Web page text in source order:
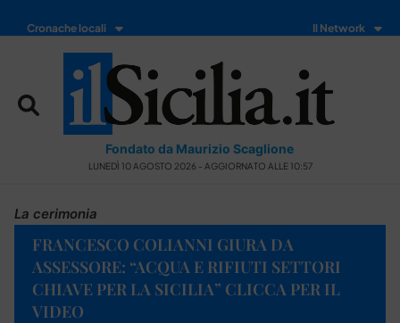
Cronache locali Il Network
Fondato da Maurizio Scaglione
LUNEDÌ 10 AGOSTO 2026 - AGGIORNATO ALLE 10:57
La cerimonia
FRANCESCO COLIANNI GIURA DA
ASSESSORE: “ACQUA E RIFIUTI SETTORI
CHIAVE PER LA SICILIA” CLICCA PER IL
VIDEO